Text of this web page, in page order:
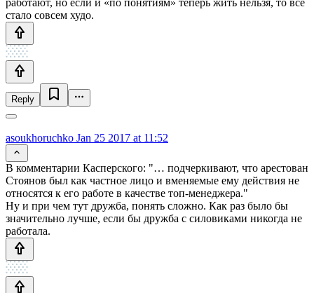
стало совсем худо.
Reply
asoukhoruchko Jan 25 2017 at 11:52
В комментарии Касперского: "… подчеркивают, что арестован
Стоянов был как частное лицо и вменяемые ему действия не
относятся к его работе в качестве топ-менеджера."
Ну и при чем тут дружба, понять сложно. Как раз было бы
значительно лучше, если бы дружба с силовиками никогда не
работала.